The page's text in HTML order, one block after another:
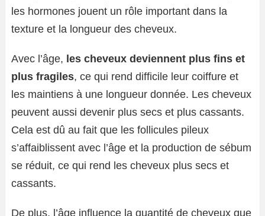
les hormones jouent un rôle important dans la
texture et la longueur des cheveux.
Avec l’âge, les cheveux deviennent plus fins et
plus fragiles, ce qui rend difficile leur coiffure et
les maintiens à une longueur donnée. Les cheveux
peuvent aussi devenir plus secs et plus cassants.
Cela est dû au fait que les follicules pileux
s’affaiblissent avec l’âge et la production de sébum
se réduit, ce qui rend les cheveux plus secs et
cassants.
De plus, l’âge influence la quantité de cheveux que